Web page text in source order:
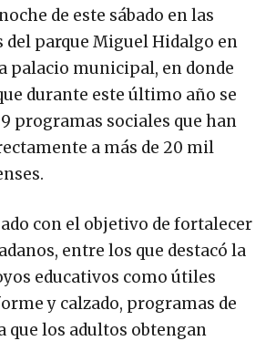
de este sábado en las
parque Miguel Hidalgo en
palacio municipal, en donde
durante este último año se
programas sociales que han
a más de 20 mil
con el objetivo de fortalecer
entre los que destacó la
educativos como útiles
y calzado, programas de
que los adultos obtengan